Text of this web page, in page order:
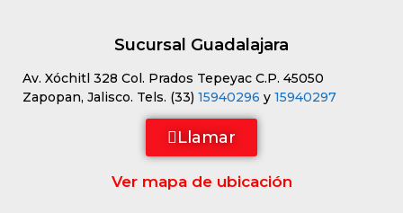
Sucursal Guadalajara
Av. Xóchitl 328 Col. Prados Tepeyac C.P. 45050
Zapopan, Jalisco. Tels. (33) 15940296 y 15940297
Llamar
Ver mapa de ubicación